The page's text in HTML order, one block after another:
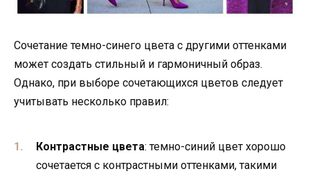
Сочетание темно-синего цвета с другими оттенками
может создать стильный и гармоничный образ.
Однако, при выборе сочетающихся цветов следует
учитывать несколько правил:
Контрастные цвета: темно-синий цвет хорошо
сочетается с контрастными оттенками, такими